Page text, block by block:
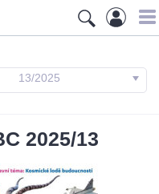
13/2025
2025/13